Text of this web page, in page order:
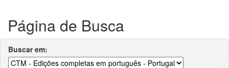
Página de Busca
Buscar em: